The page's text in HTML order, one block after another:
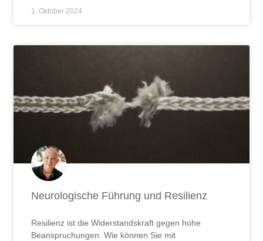
1. Oktober 2024
Neurologische Führung und Resilienz
Resilienz ist die Widerstandskraft gegen hohe
Beanspruchungen. Wie können Sie mit